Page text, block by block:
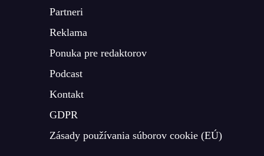
Partneri
Reklama
Ponuka pre redaktorov
Podcast
Kontakt
GDPR
Zásady používania súborov cookie (EÚ)